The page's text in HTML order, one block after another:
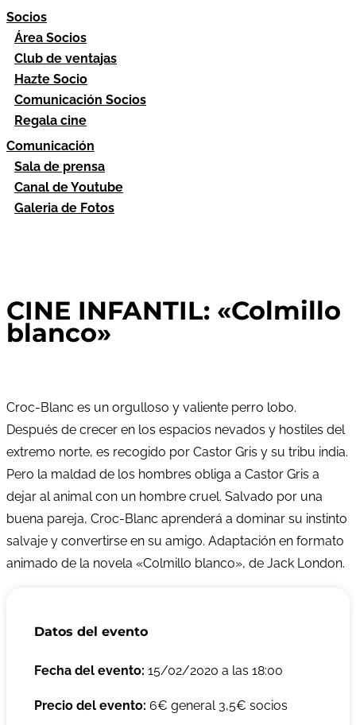
Socios
Área Socios
Club de ventajas
Hazte Socio
Comunicación Socios
Regala cine
Comunicación
Sala de prensa
Canal de Youtube
Galeria de Fotos
CINE INFANTIL: «Colmillo
blanco»
Croc-Blanc es un orgulloso y valiente perro lobo.
Después de crecer en los espacios nevados y hostiles del
extremo norte, es recogido por Castor Gris y su tribu india.
Pero la maldad de los hombres obliga a Castor Gris a
dejar al animal con un hombre cruel. Salvado por una
buena pareja, Croc-Blanc aprenderá a dominar su instinto
salvaje y convertirse en su amigo. Adaptación en formato
animado de la novela «Colmillo blanco», de Jack London.
Datos del evento
Fecha del evento: 15/02/2020 a las 18:00
Precio del evento: 6€ general 3,5€ socios